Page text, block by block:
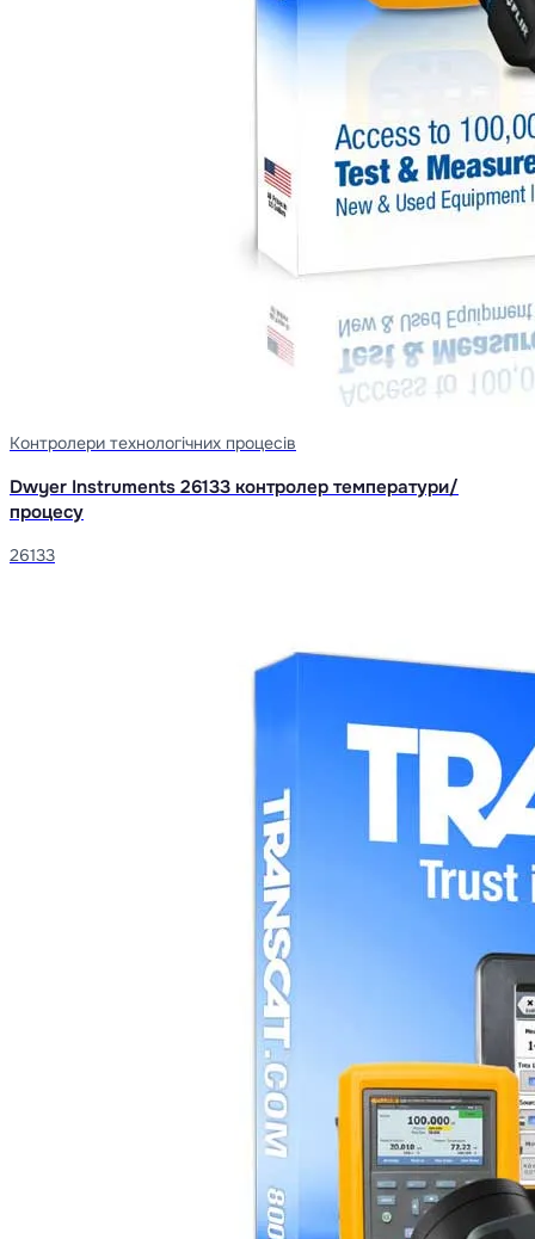
Контролери технологічних процесів
Dwyer Instruments 26133 контролер температури/
процесу
26133